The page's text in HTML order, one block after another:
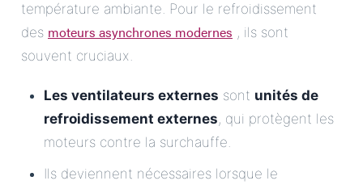
température ambiante. Pour le refroidissement
des moteurs asynchrones modernes , ils sont
souvent cruciaux.
Les ventilateurs externes sont unités de
refroidissement externes, qui protègent les
moteurs contre la surchauffe.
Ils deviennent nécessaires lorsque le